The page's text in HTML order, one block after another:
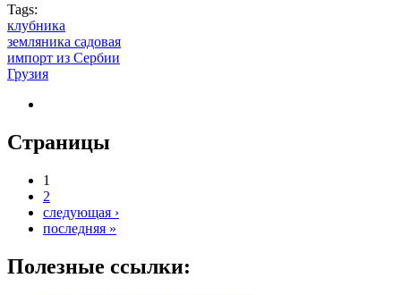
Tags:
клубника
земляника садовая
импорт из Сербии
Грузия
Страницы
1
2
следующая ›
последняя »
Полезные ссылки: